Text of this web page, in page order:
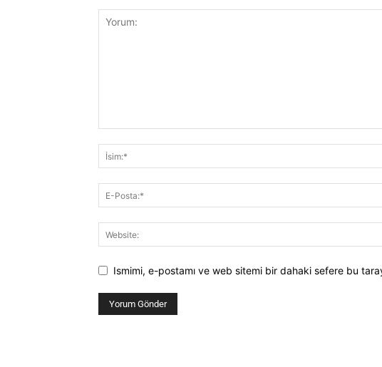
Ismimi, e-postamı ve web sitemi bir dahaki sefere bu